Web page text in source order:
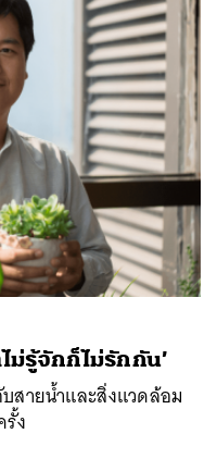
รู้จักก็ไม่รักกัน’
ายน้ำและสิ่งแวดล้อม
ง